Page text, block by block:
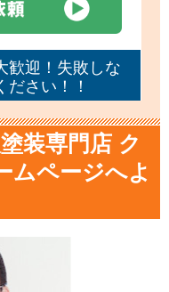
歓迎！失敗しな
さい！！
装専門店 ク
ムページへよ